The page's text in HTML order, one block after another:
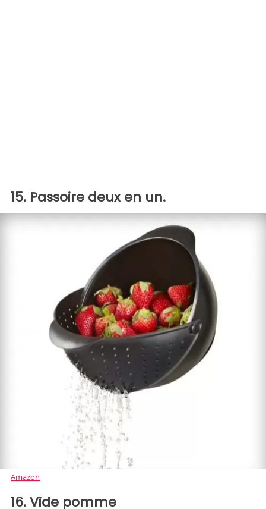
15. Passoire deux en un.
Amazon
16. Vide pomme